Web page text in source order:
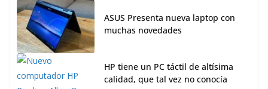
ASUS Presenta nueva laptop con
muchas novedades
HP tiene un PC táctil de altísima
calidad, que tal vez no conocía